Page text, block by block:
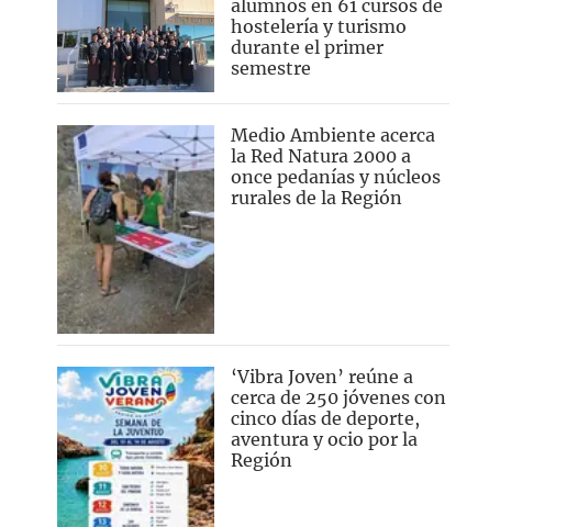
alumnos en 61 cursos de
hostelería y turismo
durante el primer
semestre
Medio Ambiente acerca
la Red Natura 2000 a
once pedanías y núcleos
rurales de la Región
‘Vibra Joven’ reúne a
cerca de 250 jóvenes con
cinco días de deporte,
aventura y ocio por la
Región